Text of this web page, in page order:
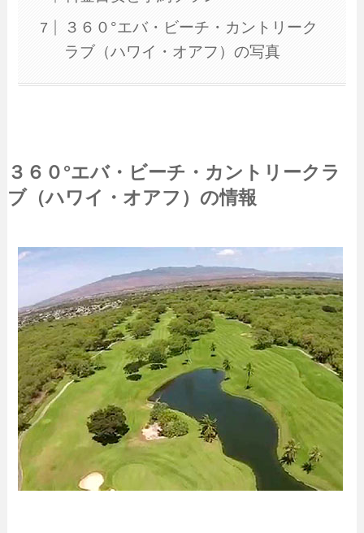
３６０°エバ・ビーチ・カントリーク
ラブ（ハワイ・オアフ）の写真
３６０°エバ・ビーチ・カントリークラ
ブ（ハワイ・オアフ）の情報